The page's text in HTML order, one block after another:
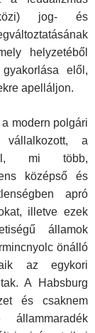
jog- és
helyzetéből
elől,
apelláljon.
modern polgári
vállalkozott, a
mi több,
középső és
apró
illetve ezek
államok
önálló
az egykori
A Habsburg
és csaknem